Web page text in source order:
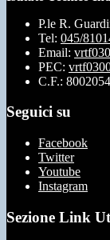
P.le R.
Tel: 045/
Email:
PEC:
C.F.:
Seguici su
Facebook
Twitter
Youtube
Instagram
Sezione Link